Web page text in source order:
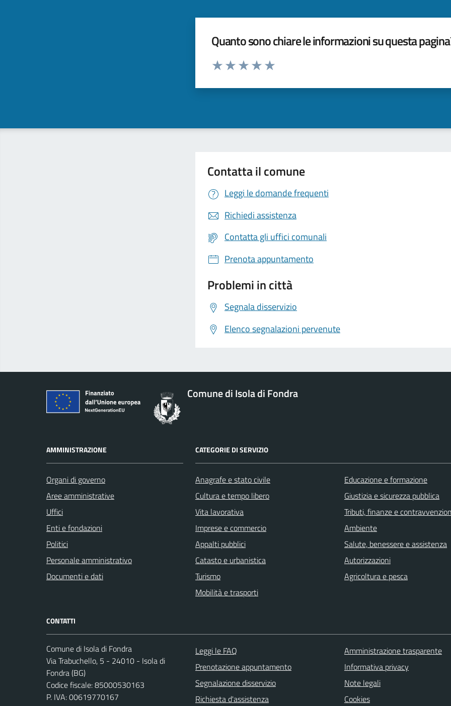
Quanto sono chiare le informazioni su questa
Valuta da 1 a 5 stelle la pagina
Contatta il comune
Leggi le domande frequenti
Richiedi assistenza
Contatta gli uffici comunali
Prenota appuntamento
Problemi in città
Segnala disservizio
Elenco segnalazioni pervenute
Comune di Isola di Fondra
AMMINISTRAZIONE
Organi di governo
Aree amministrative
Uffici
Enti e fondazioni
Politici
Personale amministrativo
Documenti e dati
CATEGORIE DI SERVIZIO
Anagrafe e stato civile
Cultura e tempo libero
Vita lavorativa
Imprese e commercio
Appalti pubblici
Catasto e urbanistica
Turismo
Mobilità e trasporti
Educazione e formazione
Giustizia e sicurezza pubblica
Tributi, finanze e
Ambiente
Salute, benessere e assistenza
Autorizzazioni
Agricoltura e pesca
CONTATTI
Comune di Isola di Fondra
Via Trabuchello, 5 - 24010 - Isola di
Fondra (BG)
Codice fiscale: 85000530163
P. IVA: 00619770167
Leggi le FAQ
Prenotazione appuntamento
Segnalazione disservizio
Richiesta d'assistenza
Amministrazione trasparente
Informativa privacy
Note legali
Cookies